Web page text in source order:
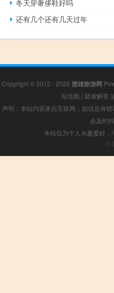
冬天穿奢侈鞋好吗
还有几个还有几天过年
Copyright © 2012 - 2026 楚雄旅游网
站地图 | 疑难解答
声明：本站内容来自互联网，如信息有
会及时
本站仅为个人兴趣爱好
小